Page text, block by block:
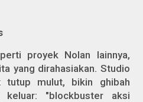
proyek Nolan lainnya,
yang dirahasiakan. Studio
tutup mulut, bikin ghibah
keluar: "blockbuster aksi